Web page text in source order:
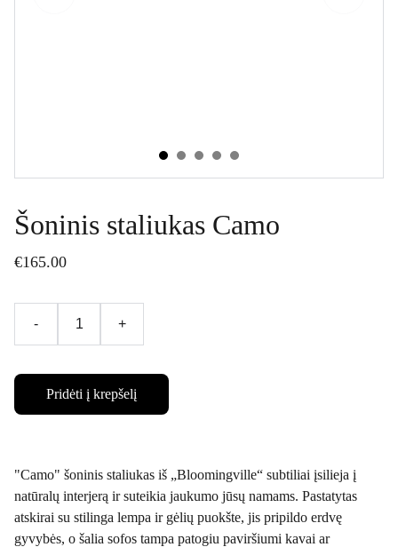
Šoninis staliukas Camo
€165.00
- +
Pridėti į krepšelį
"Camo" šoninis staliukas iš „Bloomingville“ subtiliai įsilieja į
natūralų interjerą ir suteikia jaukumo jūsų namams. Pastatytas
atskirai su stilinga lempa ir gėlių puokšte, jis pripildo erdvę
gyvybės, o šalia sofos tampa patogiu paviršiumi kavai ar